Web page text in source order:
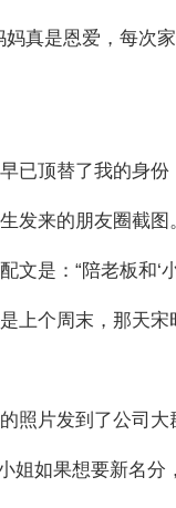
真是恩爱，每次
已顶替了我的身份
发来的朋友圈截图
文是：“陪老板和‘
上个周末，那天宋
照片发到了公司大
姐如果想要新名分